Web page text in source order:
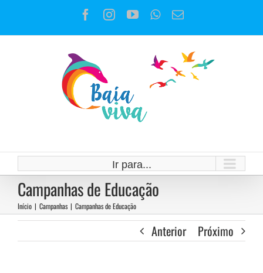
o
Facebook
Instagram
YouTubeWhatsApp
E-
Ir para...
Campanhas de Educação
Início | Campanhas | Campanhas de Educação
Anterior Próximo